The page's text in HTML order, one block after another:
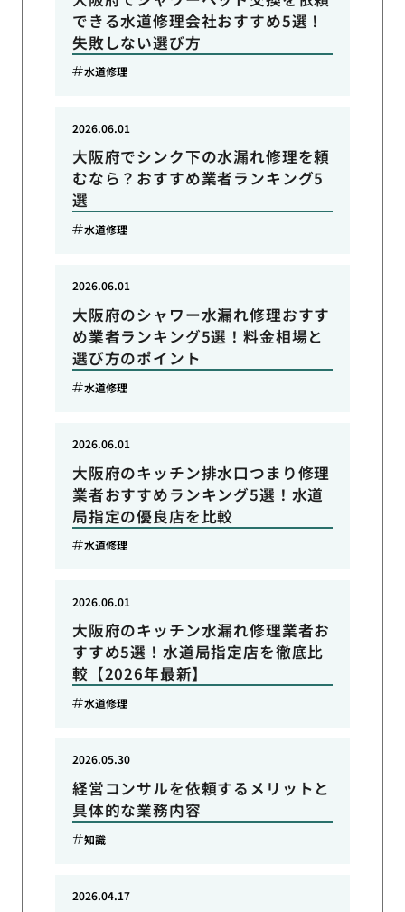
できる水道修理会社おすすめ5選！
失敗しない選び方
水道修理
大阪府でシンク下の水漏れ修理を頼
むなら？おすすめ業者ランキング5
選
2026.06.01
水道修理
大阪府のシャワー水漏れ修理おすす
め業者ランキング5選！料金相場と
選び方のポイント
2026.06.01
水道修理
大阪府のキッチン排水口つまり修理
業者おすすめランキング5選！水道
局指定の優良店を比較
2026.06.01
水道修理
大阪府のキッチン水漏れ修理業者お
すすめ5選！水道局指定店を徹底比
較【2026年最新】
2026.06.01
水道修理
経営コンサルを依頼するメリットと
具体的な業務内容
2026.05.30
知識
2026.04.17